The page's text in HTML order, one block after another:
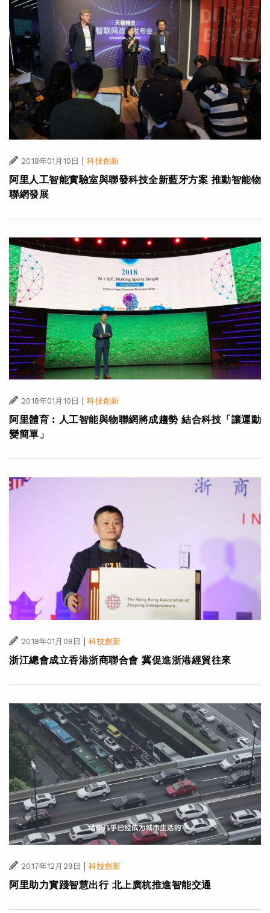
2018年01月10日 | 科技創新
阿里人工智能實驗室與聯發科技全新藍牙方案 推動智能物
聯網發展
2018年01月10日 科技創新
阿里體育︰人工智能與物聯網將成趨勢 結合科技「讓運動
變簡單」
2018年01月08日 | 科技創新
浙江總會成立香港浙商聯合會 冀促進浙港經貿往來
2017年12月29日 | 科技創新
阿里助力實踐智慧出行 北上廣杭推進智能交通